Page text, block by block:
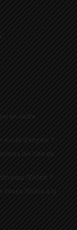
un cadre
mode d’emploi ?
les clés de
pour l’Enfant ?
stress ?Grâce à la